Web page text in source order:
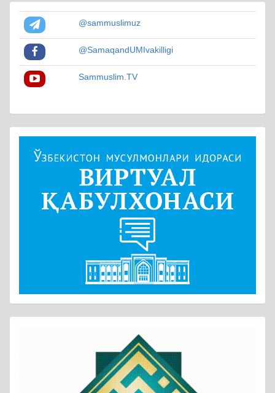
@sammuslimuz
@SamaqandUMIvakilligi
Sammuslim.TV